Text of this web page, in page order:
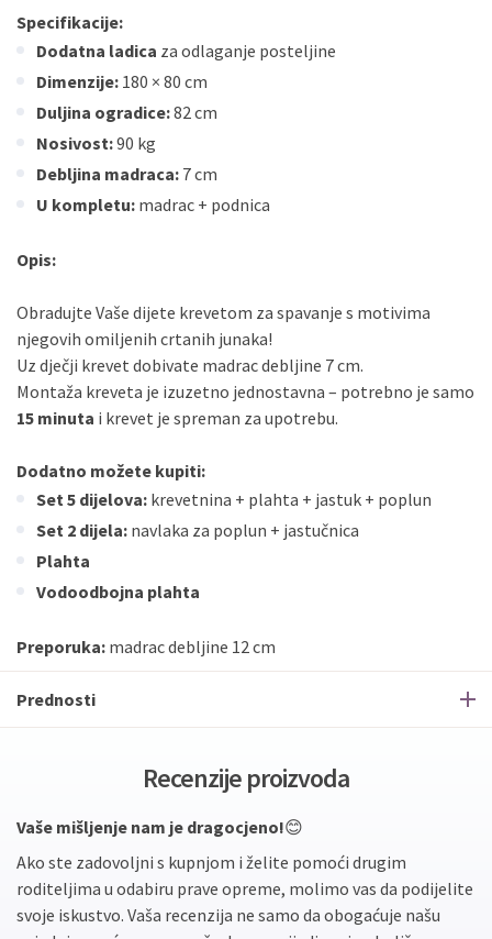
Specifikacije:
Dodatna ladica za odlaganje posteljine
Dimenzije: 180 × 80 cm
Duljina ogradice:82 cm
Nosivost:90 kg
Debljina madraca: 7 cm
U kompletu: madrac + podnica
Opis:
Obradujte Vaše dijete krevetom za spavanje s motivima
njegovih omiljenih crtanih junaka!
Uz dječji krevet dobivate madrac debljine 7 cm.
Montaža kreveta je izuzetno jednostavna – potrebno je samo
15 minuta i krevet je spreman za upotrebu.
Dodatno možete kupiti:
Set 5 dijelova: krevetnina + plahta + jastuk + poplun
Set 2 dijela: navlaka za poplun + jastučnica
Plahta
Vodoodbojna plahta
Preporuka: madrac debljine 12 cm
Prednosti
Recenzije proizvoda
Vaše mišljenje nam je dragocjeno!😊
Ako ste zadovoljni s kupnjom i želite pomoći drugim
roditeljima u odabiru prave opreme, molimo vas da podijelite
svoje iskustvo. Vaša recenzija ne samo da obogaćuje našu